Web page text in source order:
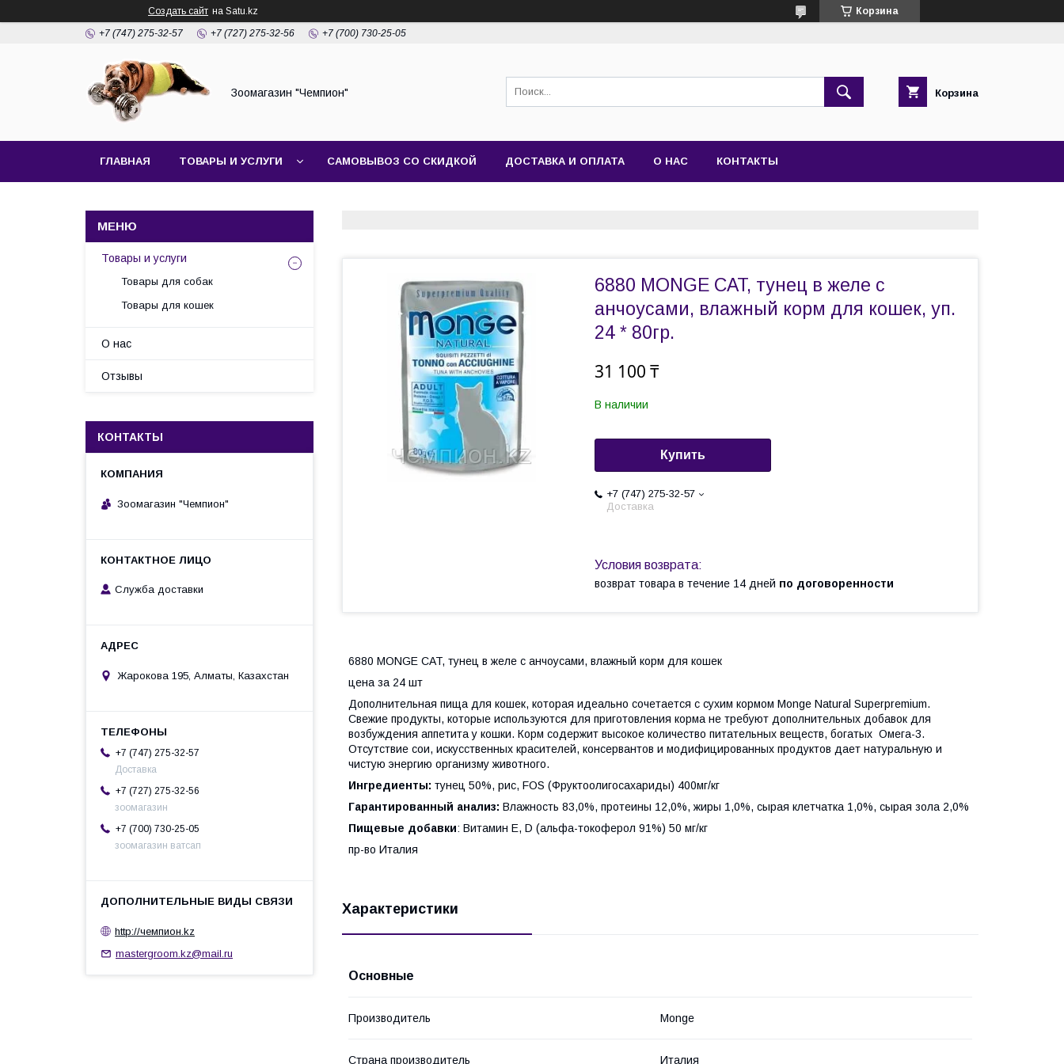
Создать сайт на Satu.kz Корзина
+7 (747) 275-32-57 +7 (727) 275-32-56 +7 (700) 730-25-05
Зоомагазин "Чемпион" Корзина
ГЛАВНАЯ ТОВАРЫ И УСЛУГИ САМОВЫВОЗ СО СКИДКОЙ ДОСТАВКА И ОПЛАТА О НАС КОНТАКТЫ
6880 MONGE CAT, тунец в желе с
анчоусами, влажный корм для кошек, уп.
24 * 80гр.
31 100 ₸
В наличии
Купить
+7 (747) 275-32-57
Доставка
возврат товара в течение 14 дней по договоренности
6880 MONGE CAT, тунец в желе с анчоусами, влажный корм для кошек
цена за 24 шт
Дополнительная пища для кошек, которая идеально сочетается с сухим кормом Monge Natural Superpremium.
Свежие продукты, которые используются для приготовления корма не требуют дополнительных добавок для
возбуждения аппетита у кошки. Корм содержит высокое количество питательных веществ, богатых Омега-3.
Отсутствие сои, искусственных красителей, консервантов и модифицированных продуктов дает натуральную и
чистую энергию организму животного.
Ингредиенты: тунец 50%, рис, FOS (Фруктоолигосахариды) 400мг/кг
Гарантированный анализ: Влажность 83,0%, протеины 12,0%, жиры 1,0%, сырая клетчатка 1,0%, сырая зола 2,0%
Пищевые добавки: Витамин Е, D (альфа-токоферол 91%) 50 мг/кг
пр-во Италия
Характеристики
Основные
Производитель Monge
Страна производитель Италия
Товары и услуги
Товары для собак
Товары для кошек
О нас
Отзывы
КОНТАКТЫ
Зоомагазин "Чемпион"
Служба доставки
Жарокова 195, Алматы, Казахстан
+7 (747) 275-32-57
Доставка
+7 (727) 275-32-56
зоомагазин
+7 (700) 730-25-05
зоомагазин ватсап
http://чемпион.kz
mastergroom.kz@mail.ru